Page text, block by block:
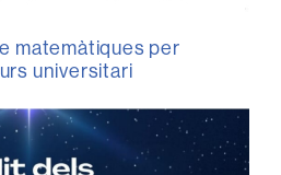
matemàtiques per
universitari